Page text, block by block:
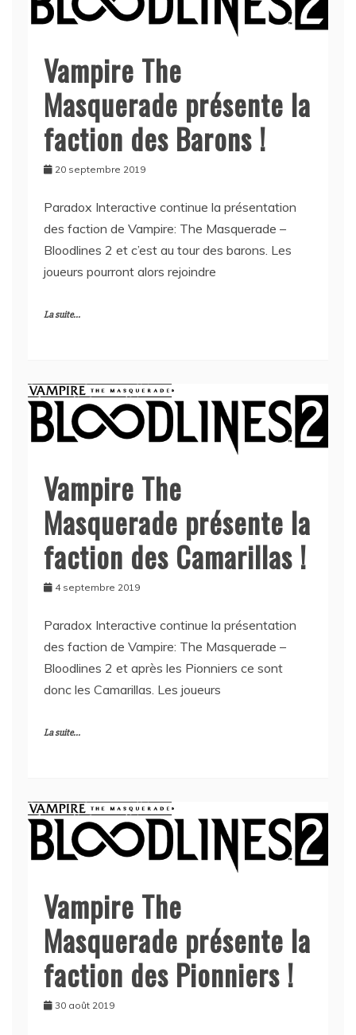
Vampire The
Masquerade présente la
faction des Barons !
20 septembre 2019
Paradox Interactive continue la présentation
des faction de Vampire: The Masquerade –
Bloodlines 2 et c’est au tour des barons. Les
joueurs pourront alors rejoindre
La suite...
Vampire The
Masquerade présente la
faction des Camarillas !
4 septembre 2019
Paradox Interactive continue la présentation
des faction de Vampire: The Masquerade –
Bloodlines 2 et après les Pionniers ce sont
donc les Camarillas. Les joueurs
La suite...
Vampire The
Masquerade présente la
faction des Pionniers !
30 août 2019